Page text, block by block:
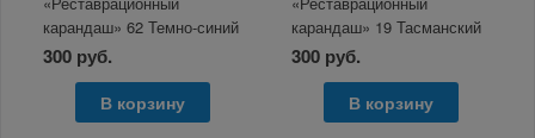
карандаш» 62 Темно-синий
металлик, 12мл
300 руб.
В корзину
карандаш» 19 Тасманский
дьявол металлик 12мл
300 руб.
В корзину